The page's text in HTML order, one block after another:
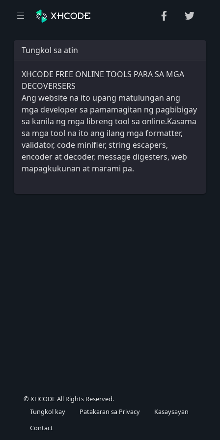
Tungkol sa atin
XHCODE FREE ONLINE TOOLS PARA SA MGA
DECOVERSERS
Ang website na ito upang matulungan ang
mga developer sa pamamagitan ng pagbibigay
sa kanila ng mga libreng tool sa online.Kasama
sa mga tool na ito ang ilang mga formatter,
validator, code minifier, string escapers,
encoder at decoder, message digesters, web
mapagkukunan at marami pa.
© XHCODE All Rights Reserved.
Tungkol kay
Patakaran sa Privacy
Kasaysayan
Contact